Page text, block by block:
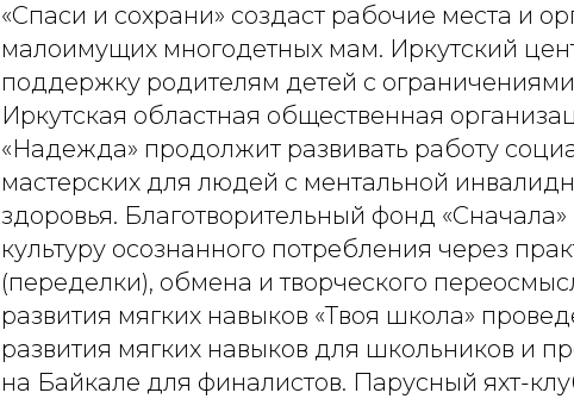
«Спаси и сохрани» создаст рабочие места и
малоимущих многодетных мам. Иркутский
поддержку родителям детей с
Иркутская областная общественная
«Надежда» продолжит развивать работу
мастерских для людей с ментальной
здоровья. Благотворительный фонд
культуру осознанного потребления через
(переделки), обмена и творческого
развития мягких навыков «Твоя школа»
развития мягких навыков для школьников и
на Байкале для финалистов. Парусный яхт-